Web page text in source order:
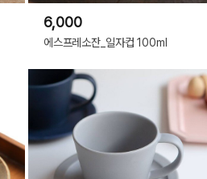
6,000
에스프레소잔_일자컵 100ml